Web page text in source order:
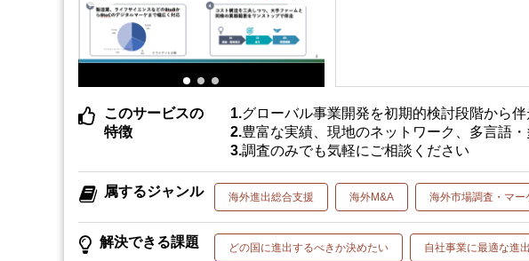
このサービスの
特徴
グローバル事業開発を初期的検討段階から伴
豊富な実績、現地のネットワーク、多言語・
調査のみでも気軽にご相談ください
属するジャンル 海外進出総合支援 海外M&A 海外市場調査・マー
解決できる課題 どの国に進出するべきか決めたい 自社事業に最適な進